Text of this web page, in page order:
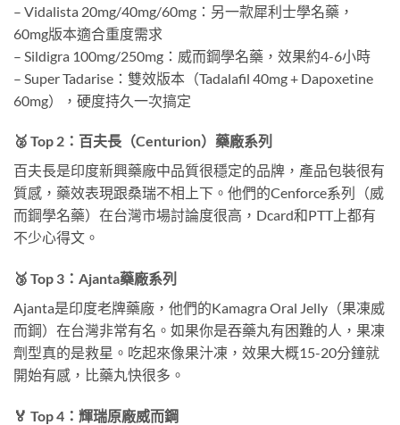
– Vidalista 20mg/40mg/60mg：另一款犀利士學名藥，
60mg版本適合重度需求
– Sildigra 100mg/250mg：威而鋼學名藥，效果約4-6小時
– Super Tadarise：雙效版本（Tadalafil 40mg + Dapoxetine
60mg），硬度持久一次搞定
🥈 Top 2：百夫長（Centurion）藥廠系列
百夫長是印度新興藥廠中品質很穩定的品牌，產品包裝很有
質感，藥效表現跟桑瑞不相上下。他們的Cenforce系列（威
而鋼學名藥）在台灣市場討論度很高，Dcard和PTT上都有
不少心得文。
🥉 Top 3：Ajanta藥廠系列
Ajanta是印度老牌藥廠，他們的Kamagra Oral Jelly（果凍威
而鋼）在台灣非常有名。如果你是吞藥丸有困難的人，果凍
劑型真的是救星。吃起來像果汁凍，效果大概15-20分鐘就
開始有感，比藥丸快很多。
🏅 Top 4：輝瑞原廠威而鋼